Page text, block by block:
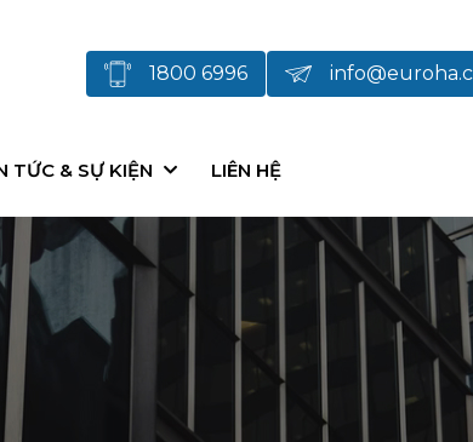
1800 6996
TỨC & SỰ KIỆN LIÊN HỆ